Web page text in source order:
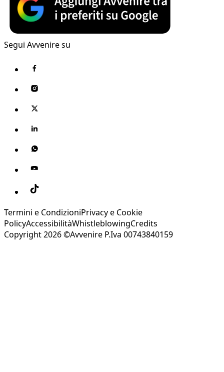
Segui Avvenire su
Termini e CondizioniPrivacy e Cookie
PolicyAccessibilitàWhistleblowingCredits
Copyright 2026 ©Avvenire P.Iva 00743840159